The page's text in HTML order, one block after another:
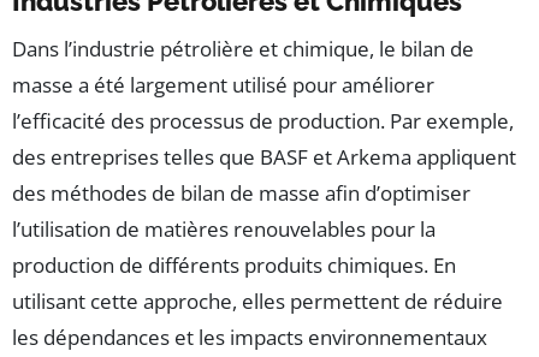
Dans l’industrie pétrolière et chimique, le bilan de
masse a été largement utilisé pour améliorer
l’efficacité des processus de production. Par exemple,
des entreprises telles que BASF et Arkema appliquent
des méthodes de bilan de masse afin d’optimiser
l’utilisation de matières renouvelables pour la
production de différents produits chimiques. En
utilisant cette approche, elles permettent de réduire
les dépendances et les impacts environnementaux